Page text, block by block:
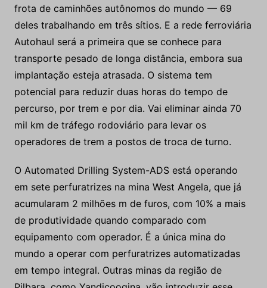
frota de caminhões autônomos do mundo — 69
deles trabalhando em três sítios. E a rede ferroviária
Autohaul será a primeira que se conhece para
transporte pesado de longa distância, embora sua
implantação esteja atrasada. O sistema tem
potencial para reduzir duas horas do tempo de
percurso, por trem e por dia. Vai eliminar ainda 70
mil km de tráfego rodoviário para levar os
operadores de trem a postos de troca de turno.
O Automated Drilling System-ADS está operando
em sete perfuratrizes na mina West Angela, que já
acumularam 2 milhões m de furos, com 10% a mais
de produtividade quando comparado com
equipamento com operador. É a única mina do
mundo a operar com perfuratrizes automatizadas
em tempo integral. Outras minas da região de